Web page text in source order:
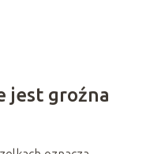
jest groźna